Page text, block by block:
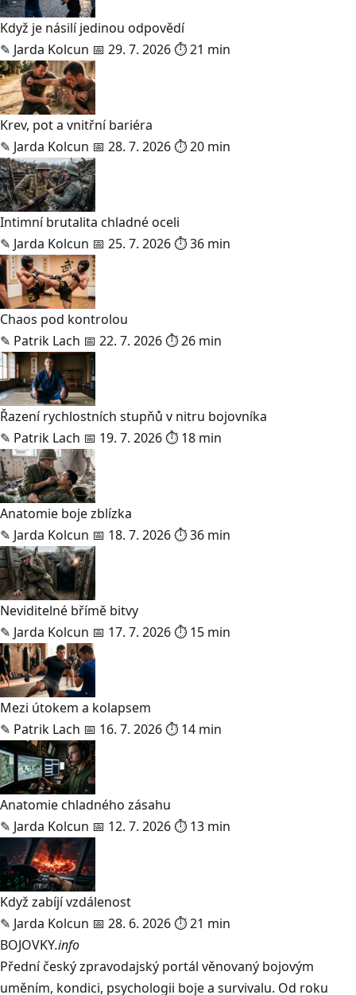
Když je násilí jedinou odpovědí
✎ Jarda Kolcun 📅 29. 7. 2026⏱ 21 min
Krev, pot a vnitřní bariéra
✎ Jarda Kolcun 📅 28. 7. 2026⏱ 20 min
Intimní brutalita chladné oceli
✎ Jarda Kolcun 📅 25. 7. 2026⏱ 36 min
Chaos pod kontrolou
✎ Patrik Lach 📅 22. 7. 2026⏱ 26 min
Řazení rychlostních stupňů v nitru bojovníka
✎ Patrik Lach 📅 19. 7. 2026⏱ 18 min
Anatomie boje zblízka
✎ Jarda Kolcun 📅 18. 7. 2026⏱ 36 min
Neviditelné břímě bitvy
✎ Jarda Kolcun 📅 17. 7. 2026⏱ 15 min
Mezi útokem a kolapsem
✎ Patrik Lach 📅 16. 7. 2026⏱ 14 min
Anatomie chladného zásahu
✎ Jarda Kolcun 📅 12. 7. 2026⏱ 13 min
Když zabíjí vzdálenost
✎ Jarda Kolcun 📅 28. 6. 2026⏱ 21 min
BOJOVKY.info
Přední český zpravodajský portál věnovaný bojovým
uměním, kondici, psychologii boje a survivalu. Od roku